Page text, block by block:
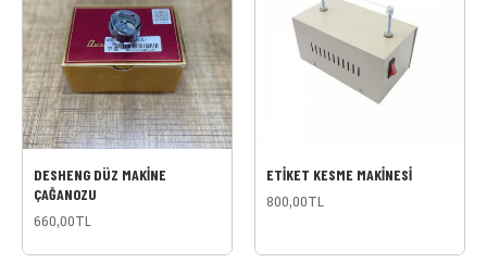
DESHENG DÜZ MAKİNE
ÇAĞANOZU
660,00TL
ETİKET KESME MAKİNESİ
800,00TL